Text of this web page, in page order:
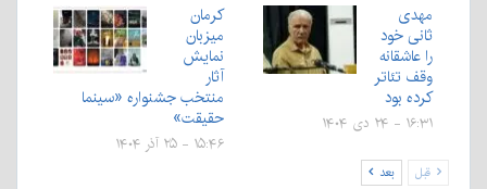
مهدی
ثانی خود
را عاشقانه
وقف تئاتر
کرده بود
۱۶:۳۱ - ۲۴ دی ۱۴۰۴
کرمان
میزبان
نمایش
آثار
منتخب جشنواره «سینما
حقیقت»
۱۵:۴۶ - ۲۵ آذر ۱۴۰۴
قبل بعد